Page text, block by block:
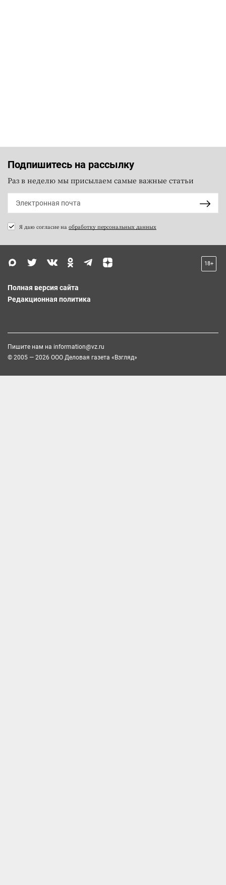
Подпишитесь на рассылку
Раз в неделю мы присылаем самые важные статьи
Я даю согласие на обработку персональных данных
18+
Полная версия сайта
Редакционная политика
Пишите нам на information@vz.ru
© 2005 — 2026 ООО Деловая газета «Взгляд»